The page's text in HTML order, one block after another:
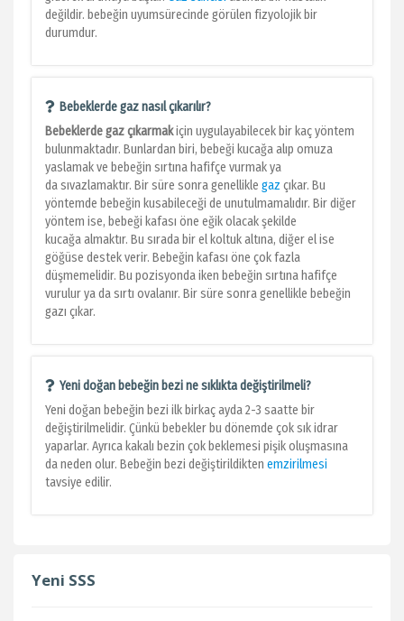
değildir. bebeğin uyumsürecinde görülen fizyolojik bir
durumdur.
Bebeklerde gaz nasıl çıkarılır?
Bebeklerde gaz çıkarmakiçin uygulayabilecek bir kaç yöntem
bulunmaktadır. Bunlardan biri, bebeği kucağa alıp omuza
yaslamak ve bebeğin sırtına hafifçe vurmak ya
da sıvazlamaktır. Bir süre sonra genellikle gaz çıkar. Bu
yöntemde bebeğin kusabileceği de unutulmamalıdır. Bir diğer
yöntem ise, bebeği kafası öne eğik olacak şekilde
kucağa almaktır. Bu sırada bir el koltuk altına, diğer el ise
göğüse destek verir. Bebeğin kafası öne çok fazla
düşmemelidir. Bu pozisyonda iken bebeğin sırtına hafifçe
vurulur ya da sırtı ovalanır. Bir süre sonra genellikle bebeğin
gazı çıkar.
Yeni doğan bebeğin bezi ne sıklıkta değiştirilmeli?
Yeni doğan bebeğin bezi ilk birkaç ayda 2-3 saatte bir
değiştirilmelidir. Çünkü bebekler bu dönemde çok sık idrar
yaparlar. Ayrıca kakalı bezin çok beklemesi pişik oluşmasına
da neden olur. Bebeğin bezi değiştirildikten emzirilmesi
tavsiye edilir.
Yeni SSS